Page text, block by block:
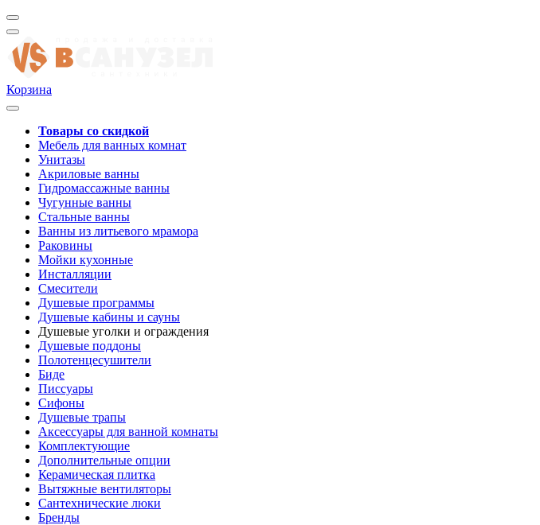
Корзина
Товары со скидкой
Мебель для ванных комнат
Унитазы
Акриловые ванны
Гидромассажные ванны
Чугунные ванны
Стальные ванны
Ванны из литьевого мрамора
Раковины
Мойки кухонные
Инсталляции
Смесители
Душевые программы
Душевые кабины и сауны
Душевые уголки и ограждения
Душевые поддоны
Полотенцесушители
Биде
Писсуары
Сифоны
Душевые трапы
Аксессуары для ванной комнаты
Комплектующие
Дополнительные опции
Керамическая плитка
Вытяжные вентиляторы
Сантехнические люки
Бренды